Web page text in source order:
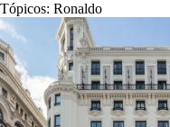
Tópicos: Ronaldo
Imagem